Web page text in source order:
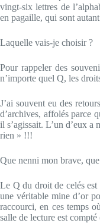
vingt-six lettres de
en pagaille, qui sont
Laquelle vais-je choisir ?
Pour rappeler des
n’importe quel Q, les
J’ai souvent eu des
d’archives, affolés parce
il s’agissait. L’un d’eux a
rien » !!!
Que nenni mon brave,
Le Q du droit de celés
une véritable mine d’or
raccourci, en ces temps
salle de lecture est